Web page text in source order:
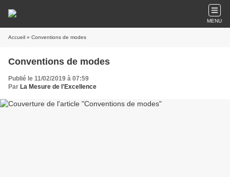
MENU
Accueil » Conventions de modes
Conventions de modes
Publié le 11/02/2019 à 07:59
Par La Mesure de l'Excellence